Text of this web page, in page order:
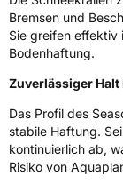
SchlauchtypTL
ZustandNeureifen
M+SJa
VerstärktXL
EU Label
Bremsen und
Sie greifen effektiv
Bodenhaftung.
Zuverlässiger Halt
Das Profil des
stabile Haftung.
kontinuierlich ab,
Risiko von